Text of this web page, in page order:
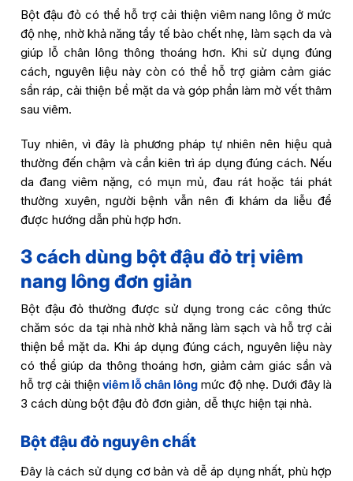
Bột đậu đỏ có thể hỗ trợ cải thiện viêm nang lông ở mức
độ nhẹ, nhờ khả năng tẩy tế bào chết nhẹ, làm sạch da và
giúp lỗ chân lông thông thoáng hơn. Khi sử dụng đúng
cách, nguyên liệu này còn có thể hỗ trợ giảm cảm giác
sần ráp, cải thiện bề mặt da và góp phần làm mờ vết thâm
sau viêm.
Tuy nhiên, vì đây là phương pháp tự nhiên nên hiệu quả
thường đến chậm và cần kiên trì áp dụng đúng cách. Nếu
da đang viêm nặng, có mụn mủ, đau rát hoặc tái phát
thường xuyên, người bệnh vẫn nên đi khám da liễu để
được hướng dẫn phù hợp hơn.
3 cách dùng bột đậu đỏ trị viêm
nang lông đơn giản
Bột đậu đỏ thường được sử dụng trong các công thức
chăm sóc da tại nhà nhờ khả năng làm sạch và hỗ trợ cải
thiện bề mặt da. Khi áp dụng đúng cách, nguyên liệu này
có thể giúp da thông thoáng hơn, giảm cảm giác sần và
hỗ trợ cải thiện viêm lỗ chân lông mức độ nhẹ. Dưới đây là
3 cách dùng bột đậu đỏ đơn giản, dễ thực hiện tại nhà.
Bột đậu đỏ nguyên chất
Đây là cách sử dụng cơ bản và dễ áp dụng nhất, phù hợp